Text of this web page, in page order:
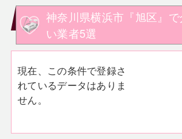
神奈川県横浜市『旭区』
い業者5選
現在、この条件で登録さ
れているデータはありま
せん。